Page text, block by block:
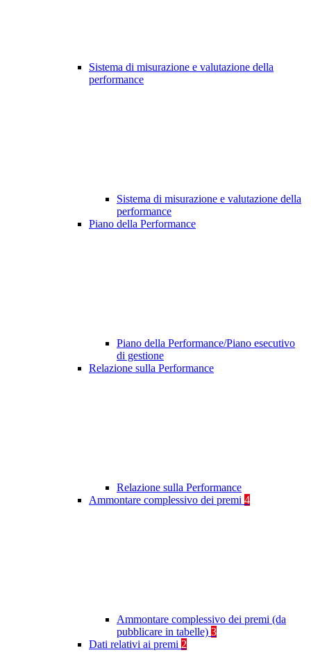
Sistema di misurazione e valutazione della
performance
Sistema di misurazione e valutazione della
performance
Piano della Performance
Piano della Performance/Piano esecutivo
di gestione
Relazione sulla Performance
Relazione sulla Performance
Ammontare complessivo dei premi 4
Ammontare complessivo dei premi (da
pubblicare in tabelle) 3
Dati relativi ai premi 2